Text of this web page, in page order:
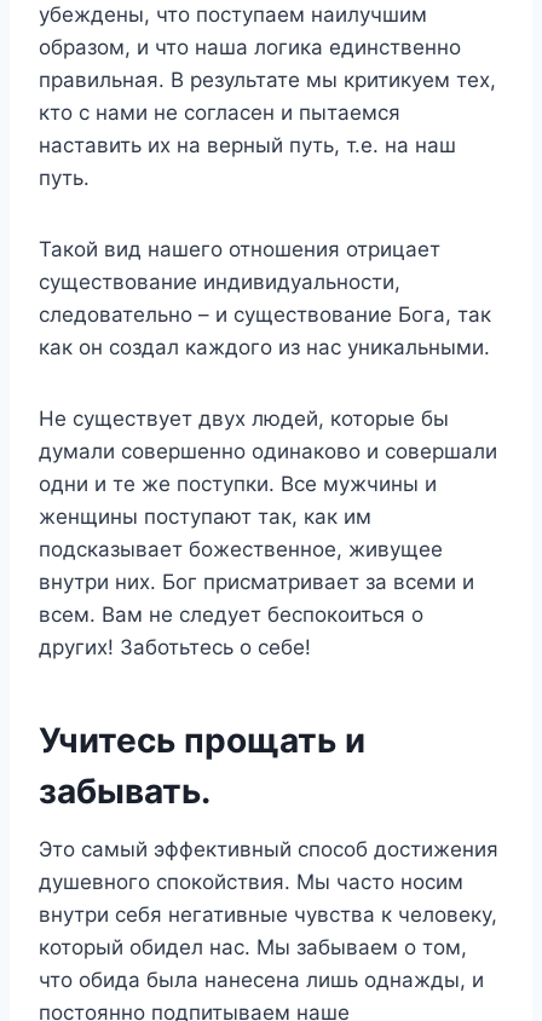
убеждены, что поступаем наилучшим
образом, и что наша логика единственно
правильная. В результате мы критикуем тех,
кто с нами не согласен и пытаемся
наставить их на верный путь, т.е. на наш
путь.
Такой вид нашего отношения отрицает
существование индивидуальности,
следовательно – и существование Бога, так
как он создал каждого из нас уникальными.
Не существует двух людей, которые бы
думали совершенно одинаково и совершали
одни и те же поступки. Все мужчины и
женщины поступают так, как им
подсказывает божественное, живущее
внутри них. Бог присматривает за всеми и
всем. Вам не следует беспокоиться о
других! Заботьтесь о себе!
Учитесь прощать и
забывать.
Это самый эффективный способ достижения
душевного спокойствия. Мы часто носим
внутри себя негативные чувства к человеку,
который обидел нас. Мы забываем о том,
что обида была нанесена лишь однажды, и
постоянно подпитываем наше